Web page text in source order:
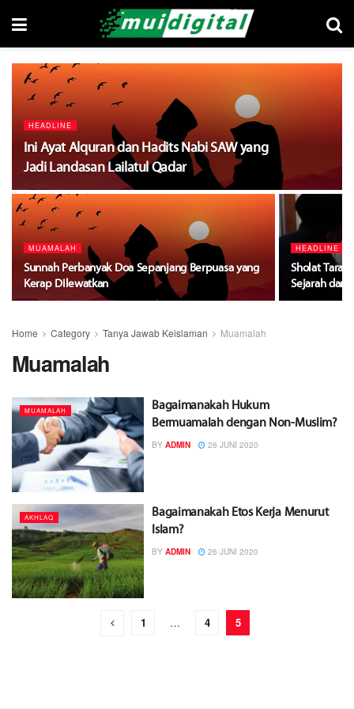
HEADLINE
Ini Ayat Alquran dan Hadits Nabi SAW yang
Jadi Landasan Lailatul Qadar
MUAMALAH
Sunnah Perbanyak Doa Sepanjang Berpuasa yang
Kerap Dilewatkan
HEADLINE
Sholat
Sejarah dan
Home Category Tanya Jawab Keislaman Muamalah
Muamalah
MUAMALAH
Bagaimanakah Hukum
Bermuamalah dengan Non-Muslim?
BY ADMIN 26 JUNI 2020
AKHLAQ
Bagaimanakah Etos Kerja Menurut
Islam?
BY ADMIN 26 JUNI 2020
1 … 4 5